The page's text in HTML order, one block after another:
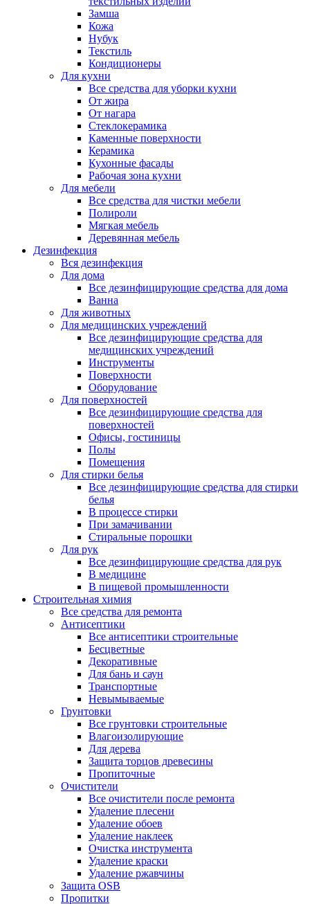
Замша
Кожа
Нубук
Текстиль
Кондиционеры
Для кухни
Все средства для уборки кухни
От жира
От нагара
Стеклокерамика
Каменные поверхности
Керамика
Кухонные фасады
Рабочая зона кухни
Для мебели
Все средства для чистки мебели
Полироли
Мягкая мебель
Деревянная мебель
Дезинфекция
Вся дезинфекция
Для дома
Все дезинфицирующие средства для дома
Ванна
Для животных
Для медицинских учреждений
Все дезинфицирующие средства для
медицинских учреждений
Инструменты
Поверхности
Оборудование
Для поверхностей
Все дезинфицирующие средства для
поверхностей
Офисы, гостиницы
Полы
Помещения
Для стирки белья
Все дезинфицирующие средства для стирки
белья
В процессе стирки
При замачивании
Стиральные порошки
Для рук
Все дезинфицирующие средства для рук
В медицине
В пищевой промышленности
Строительная химия
Все средства для ремонта
Антисептики
Все антисептики строительные
Бесцветные
Декоративные
Для бань и саун
Транспортные
Невымываемые
Грунтовки
Все грунтовки строительные
Влагоизолирующие
Для дерева
Защита торцов древесины
Пропиточные
Очистители
Все очистители после ремонта
Удаление плесени
Удаление обоев
Удаление наклеек
Очистка инструмента
Удаление краски
Удаление ржавчины
Защита OSB
Пропитки